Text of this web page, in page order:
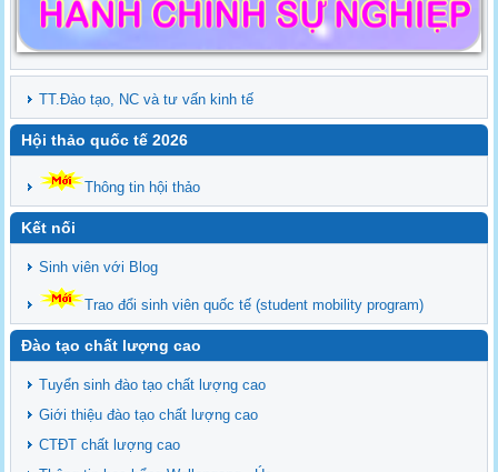
TT.Đào tạo, NC và tư vấn kinh tế
Hội thảo quốc tế 2026
Thông tin hội thảo
Kết nối
Sinh viên với Blog
Trao đổi sinh viên quốc tế (student mobility program)
Đào tạo chất lượng cao
Tuyển sinh đào tạo chất lượng cao
Giới thiệu đào tạo chất lượng cao
CTĐT chất lượng cao